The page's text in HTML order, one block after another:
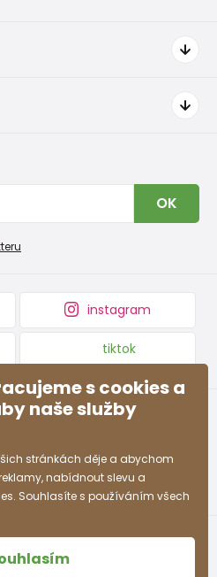
na dobírku
OK
instagram
tiktok
s cookies a
naše služby
stránkách děje a abychom
nabídnout slevu a
Souhlasíte s používáním všech